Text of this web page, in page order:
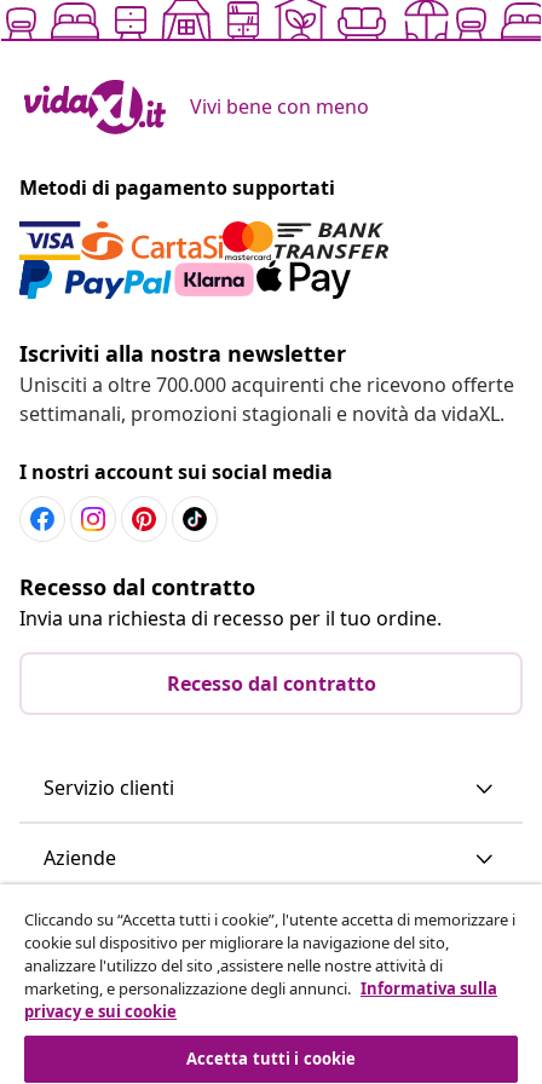
Vivi bene con meno
Metodi di pagamento supportati
Iscriviti alla nostra newsletter
Unisciti a oltre 700.000 acquirenti che ricevono offerte
settimanali, promozioni stagionali e novità da vidaXL.
I nostri account sui social media
Recesso dal contratto
Invia una richiesta di recesso per il tuo ordine.
Recesso dal contratto
Servizio clienti
Aziende
vidaXL
Scopri di più
Cliccando su “Accetta tutti i cookie”, l'utente accetta di memorizzare i
cookie sul dispositivo per migliorare la navigazione del sito,
analizzare l'utilizzo del sito ,assistere nelle nostre attività di
marketing, e personalizzazione degli annunci. Informativa sulla
privacy e sui cookie
Accetta tutti i cookie